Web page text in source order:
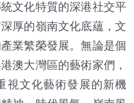
文化特質的深港社交平
厚的嶺南文化底蘊，文
業繁榮發展。無論是個
澳大灣區的藝術家們，
視文化藝術發展的新機